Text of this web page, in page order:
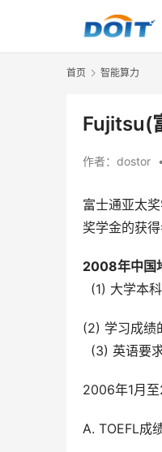
首页 智能算力
Fujitsu(
作者： dostor •
富士通亚太
奖学金的获
2008年中国
(1) 大学本
(2) 学习成绩
(3) 英语要
2006年1月至
A. TOEFL成